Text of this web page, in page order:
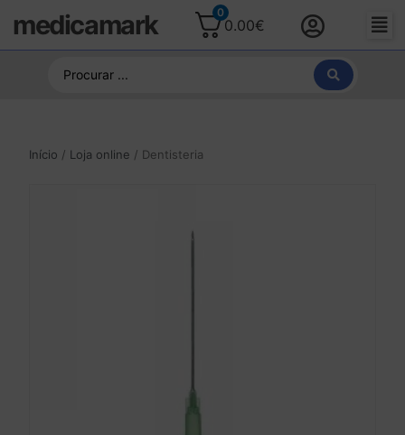
medicamark 0
0.00€
Início / Loja online / Dentisteria